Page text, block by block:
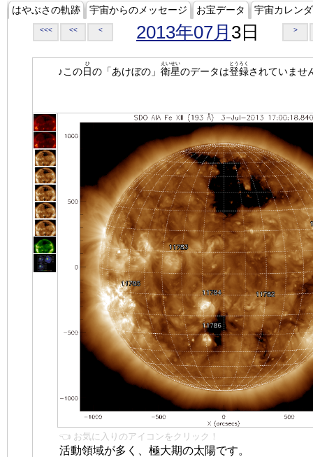
はやぶさの軌跡 宇宙からのメッセージ お宝データ 宇宙カレン
<<< << < 2013年07月 3日 >
♪この日
ひ
の「あけぼの」 衛星
えいせい
のデータは登録
とうろく
されていませ
👈 お気に入りのアイコンをクリック！
活動領域が多く、極大期の太陽です。